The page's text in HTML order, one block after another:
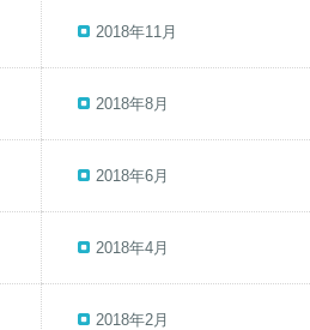
2018年11月
2018年8月
2018年6月
2018年4月
2018年2月